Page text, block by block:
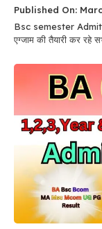
Published On:
Bsc semester Admit
एग्जाम की तैयारी कर रहे सभी